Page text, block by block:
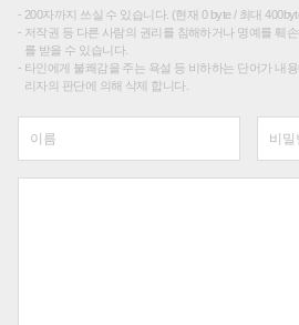
200자까지 쓰실 수 있습니다. (현재 0 byte / 최대
저작권 등 다른 사람의 권리를 침해하거나 명예를 훼
를 받을 수 있습니다.
타인에게 불쾌감을 주는 욕설 등 비하하는 단어가 내
리자의 판단에 의해 삭제 합니다.